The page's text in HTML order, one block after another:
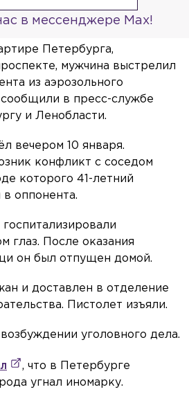
в мессенджере Max!
Петербурга,
мужчина выстрелил
из аэрозольного
в пресс-службе
и Ленобласти.
вечером 10 января.
конфликт с соседом
которого 41-летний
оппонента.
глаз. После оказания
он был отпущен домой.
и доставлен в отделение
Пистолет изъяли.
уголовного дела.
, что в Петербурге
угнал иномарку.